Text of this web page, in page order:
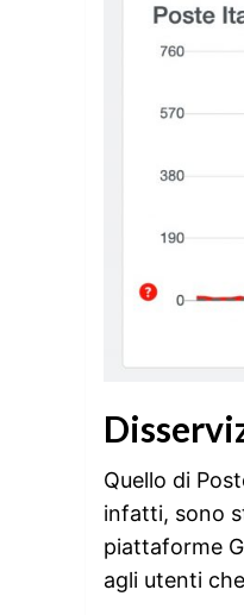
Quello di
infatti, sono
piattaforme
agli utenti